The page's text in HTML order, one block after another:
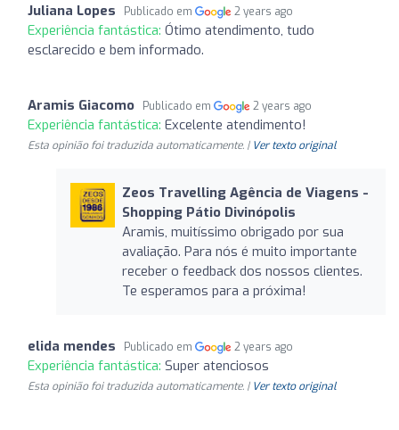
Juliana Lopes Publicado em 2 years ago
Experiência fantástica: Ótimo atendimento, tudo
esclarecido e bem informado.
Aramis Giacomo Publicado em 2 years ago
Experiência fantástica: Excelente atendimento!
Esta opinião foi traduzida automaticamente. | Ver texto original
Zeos Travelling Agência de Viagens -
Shopping Pátio Divinópolis
Aramis, muitíssimo obrigado por sua
avaliação. Para nós é muito importante
receber o feedback dos nossos clientes.
Te esperamos para a próxima!
elida mendes Publicado em 2 years ago
Experiência fantástica: Super atenciosos
Esta opinião foi traduzida automaticamente. | Ver texto original